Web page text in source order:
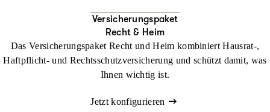
Versicherungspaket
Recht & Heim
Das Versicherungspaket Recht und Heim kombiniert Hausrat-,
Haftpflicht- und Rechtsschutzversicherung und schützt damit, was
Ihnen wichtig ist.
Jetzt konfigurieren